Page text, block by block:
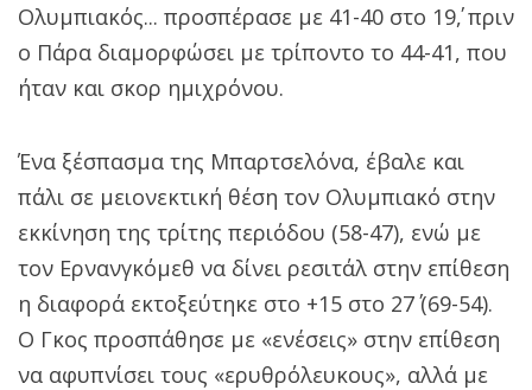
Ολυμπιακός... προσπέρασε με 41-40 στο 19΄, πριν
ο Πάρα διαμορφώσει με τρίποντο το 44-41, που
ήταν και σκορ ημιχρόνου.
Ένα ξέσπασμα της Μπαρτσελόνα, έβαλε και
πάλι σε μειονεκτική θέση τον Ολυμπιακό στην
εκκίνηση της τρίτης περιόδου (58-47), ενώ με
τον Ερνανγκόμεθ να δίνει ρεσιτάλ στην επίθεση
η διαφορά εκτοξεύτηκε στο +15 στο 27΄ (69-54).
Ο Γκος προσπάθησε με «ενέσεις» στην επίθεση
να αφυπνίσει τους «ερυθρόλευκους», αλλά με